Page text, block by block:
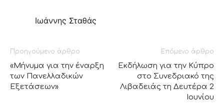
Ιωάννης Σταθάς
Προηγούμενο άρθρο
«Μήνυμα για την έναρξη
των Πανελλαδικών
Εξετάσεων»
Επόμενο άρθρο
Εκδήλωση για την Κύπρο
στο Συνεδριακό της
Λιβαδειάς τη Δευτέρα 2
Ιουνίου